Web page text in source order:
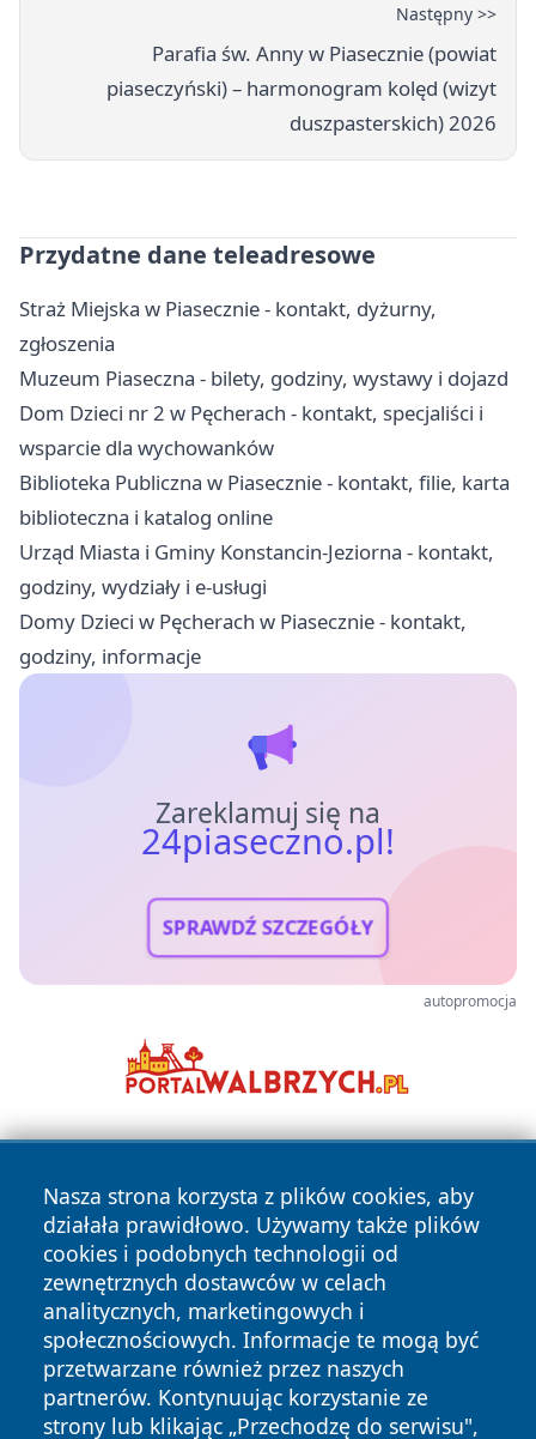
Następny >>
Parafia św. Anny w Piasecznie (powiat
piaseczyński) – harmonogram kolęd (wizyt
duszpasterskich) 2026
Przydatne dane teleadresowe
Straż Miejska w Piasecznie - kontakt, dyżurny,
zgłoszenia
Muzeum Piaseczna - bilety, godziny, wystawy i dojazd
Dom Dzieci nr 2 w Pęcherach - kontakt, specjaliści i
wsparcie dla wychowanków
Biblioteka Publiczna w Piasecznie - kontakt, filie, karta
biblioteczna i katalog online
Urząd Miasta i Gminy Konstancin-Jeziorna - kontakt,
godziny, wydziały i e-usługi
Domy Dzieci w Pęcherach w Piasecznie - kontakt,
godziny, informacje
Zareklamuj się na
24piaseczno.pl!
SPRAWDŹ SZCZEGÓŁY
autopromocja
Nasza strona korzysta z plików cookies, aby
działała prawidłowo. Używamy także plików
cookies i podobnych technologii od
zewnętrznych dostawców w celach
analitycznych, marketingowych i
społecznościowych. Informacje te mogą być
przetwarzane również przez naszych
partnerów. Kontynuując korzystanie ze
strony lub klikając „Przechodzę do serwisu",
Copyright © 2026 24piaseczno.pl Wszystkie prawa
zastrzeżone.
News Autorzy
Polityka
Prywatności
Polityka
Cookies